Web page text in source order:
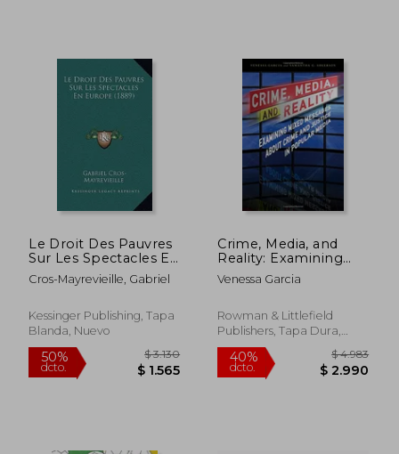
Le Droit Des Pauvres
Sur Les Spectacles En
Europe (1889) (en
Francés)
Cros-Mayrevieille, Gabriel
Kessinger Publishing, Tapa
Blanda, Nuevo
Crime, Media, and
Reality: Examining
Mixed Messages
About Crime and
Media
Venessa Garcia
Rowman & Littlefield
Publishers, Tapa Dura,
Nuevo